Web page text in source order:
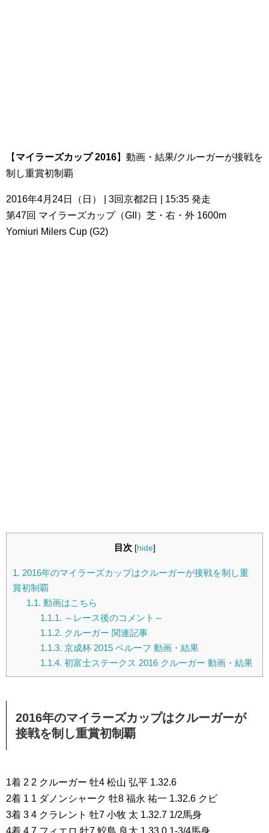
【 マイラーズカップ 2016】動画・結果/クルーガーが接戦を
制し重賞初制覇
2016年4月24日（日） | 3回京都2日 | 15:35 発走
第47回 マイラーズカップ（GII）芝・右・外 1600m
Yomiuri Milers Cup (G2)
目次 [hide]
1. 2016年のマイラーズカップはクルーガーが接戦を制し重
賞初制覇
1.1. 動画はこちら
1.1.1. ～レース後のコメント～
1.1.2. クルーガー 関連記事
1.1.3. 京成杯 2015 ベルーフ 動画・結果
1.1.4. 初富士ステークス 2016 クルーガー 動画・結果
2016年のマイラーズカップはクルーガーが
接戦を制し重賞初制覇
1着 2 2 クルーガー 牡4 松山 弘平 1.32.6
2着 1 1 ダノンシャーク 牡8 福永 祐一 1.32.6 クビ
3着 3 4 クラレント 牡7 小牧 太 1.32.7 1/2馬身
4着 4 7 フィエロ 牡7 鮫島 良太 1.33.0 1-3/4馬身